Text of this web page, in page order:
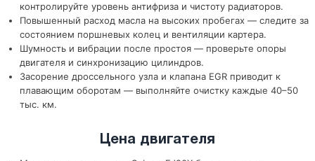
контролируйте уровень антифриза и чистоту радиаторов.
Повышенный расход масла на высоких пробегах — следите за
состоянием поршневых колец и вентиляции картера.
Шумность и вибрации после простоя — проверьте опоры
двигателя и синхронизацию цилиндров.
Засорение дроссельного узла и клапана EGR приводит к
плавающим оборотам — выполняйте очистку каждые 40–50
тыс. км.
Цена двигателя